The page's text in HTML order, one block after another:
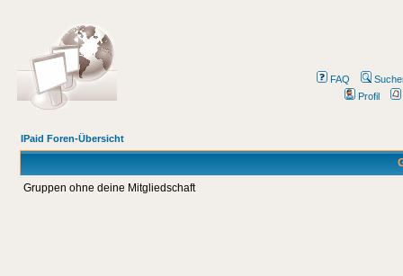
FAQ
Profil
IPaid Foren-Übersicht
Gruppen ohne deine Mitgliedschaft